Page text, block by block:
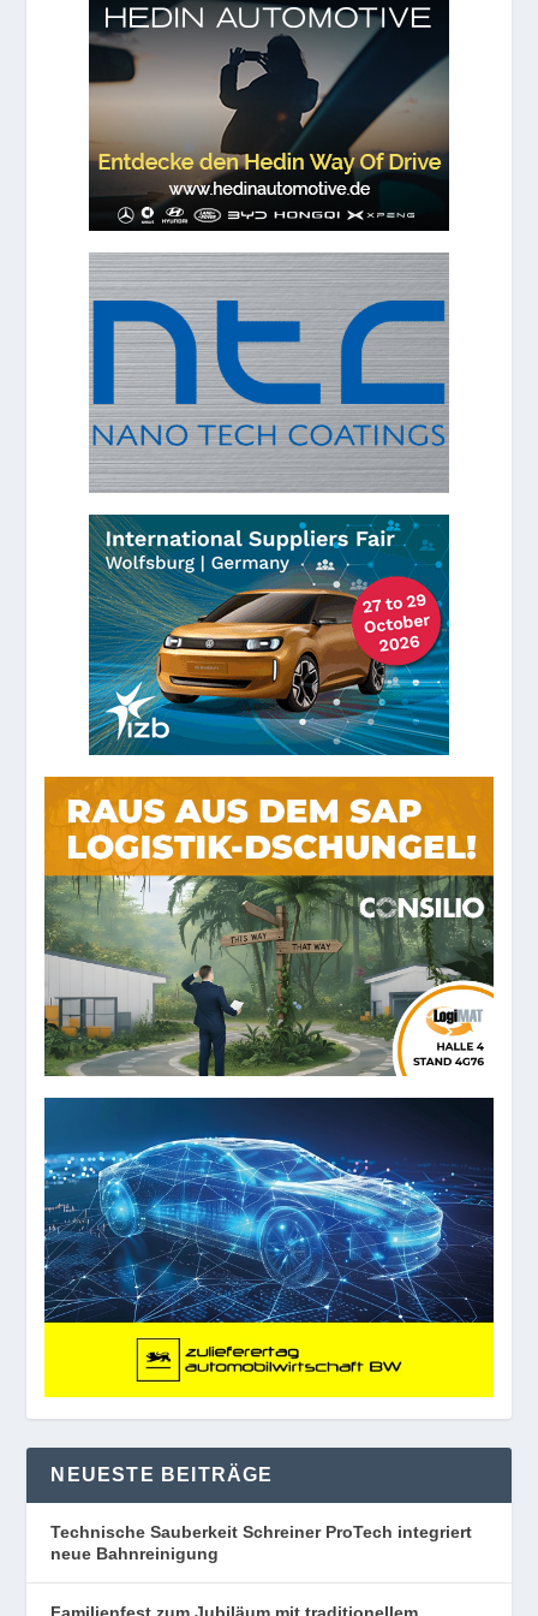
NEUESTE BEITRÄGE
Technische Sauberkeit Schreiner ProTech integriert
neue Bahnreinigung
Familienfest zum Jubiläum mit traditionellem